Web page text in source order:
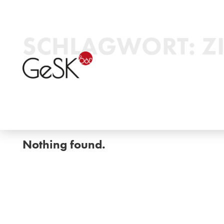
SCHLAGWORT:
Nothing found.